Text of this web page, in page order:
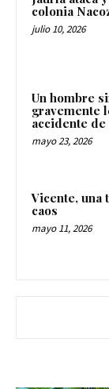
colonia
julio 10, 2026
Un hombre
gravemente
accidente de
mayo 23, 2026
Vicente, una
caos
mayo 11, 2026